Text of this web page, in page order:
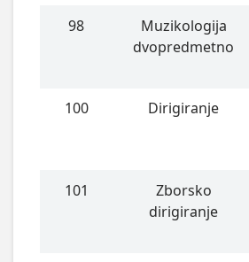
98
Muzikologija
dvopredmetno
100 Dirigiranje
101
Zborsko
dirigiranje